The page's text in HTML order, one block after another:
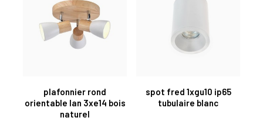
plafonnier rond
orientable lan 3xe14 bois
naturel
spot fred 1xgu10 ip65
tubulaire blanc